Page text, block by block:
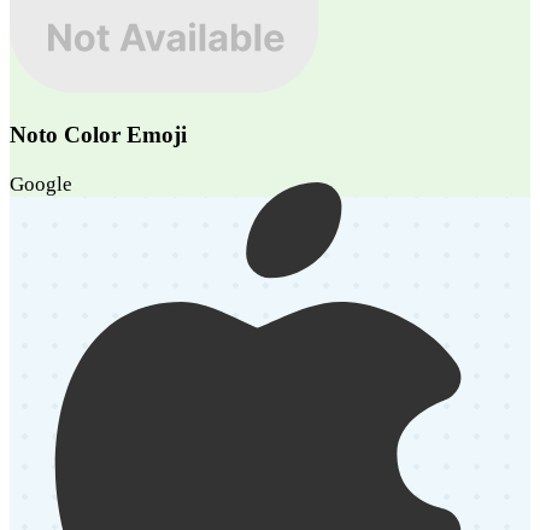
Noto Color Emoji
Google